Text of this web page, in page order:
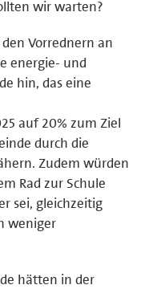
wir warten?
den Vorrednern an
energie- und
hin, das eine
auf 20% zum Ziel
durch die
Zudem würden
Rad zur Schule
sei, gleichzeitig
weniger
hätten in der